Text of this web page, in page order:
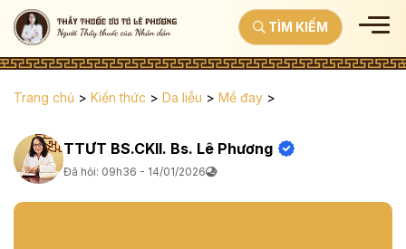
TÌM KIẾM
Trang chủ > Kiến thức > Da liễu > Mề đay >
TTƯT BS.CKII. Bs. Lê Phương
Đã hỏi: 09h36 - 14/01/2026